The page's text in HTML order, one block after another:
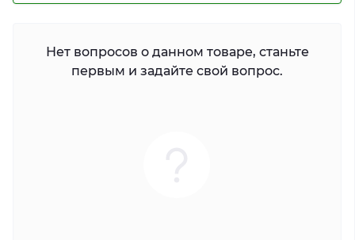
Нет вопросов о данном товаре, станьте
первым и задайте свой вопрос.